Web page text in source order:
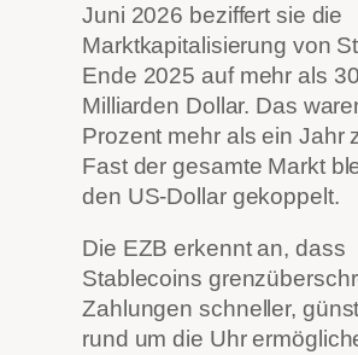
Juni 2026 beziffert sie die
Marktkapitalisierung von
Ende 2025 auf mehr als
Milliarden Dollar. Das
Prozent mehr als ein Jahr
Fast der gesamte Markt
den US-Dollar gekoppelt.
Die EZB erkennt an, dass
Stablecoins
Zahlungen schneller,
rund um die Uhr